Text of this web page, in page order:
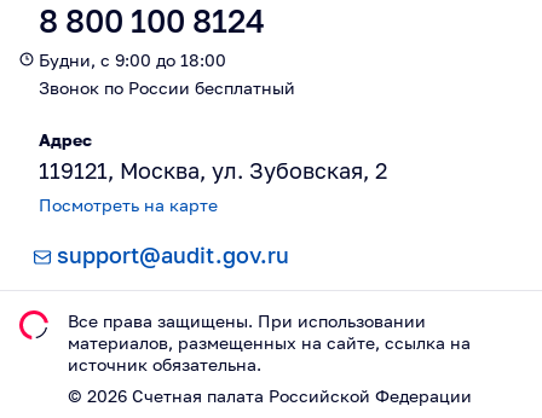
8 800 100 8124
Будни, с 9:00 до 18:00
Звонок по России бесплатный
Адрес
119121, Москва, ул. Зубовская, 2
Посмотреть на карте
support@audit.gov.ru
Все права защищены. При использовании
материалов, размещeнных на сайте, ссылка на
источник обязательна.
© 2026 Счетная палата Российской Федерации